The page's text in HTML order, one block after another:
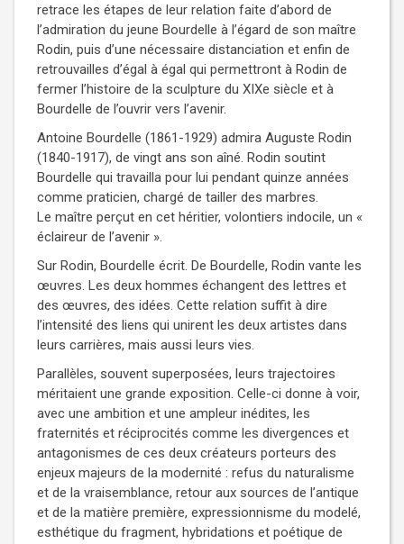
retrace les étapes de leur relation faite d’abord de
l’admiration du jeune Bourdelle à l’égard de son maître
Rodin, puis d’une nécessaire distanciation et enfin de
retrouvailles d’égal à égal qui permettront à Rodin de
fermer l’histoire de la sculpture du XIXe siècle et à
Bourdelle de l’ouvrir vers l’avenir.
Antoine Bourdelle (1861-1929) admira Auguste Rodin
(1840-1917), de vingt ans son aîné. Rodin soutint
Bourdelle qui travailla pour lui pendant quinze années
comme praticien, chargé de tailler des marbres.
Le maître perçut en cet héritier, volontiers indocile, un «
éclaireur de l’avenir ».
Sur Rodin, Bourdelle écrit. De Bourdelle, Rodin vante les
œuvres. Les deux hommes échangent des lettres et
des œuvres, des idées. Cette relation suffit à dire
l’intensité des liens qui unirent les deux artistes dans
leurs carrières, mais aussi leurs vies.
Parallèles, souvent superposées, leurs trajectoires
méritaient une grande exposition. Celle-ci donne à voir,
avec une ambition et une ampleur inédites, les
fraternités et réciprocités comme les divergences et
antagonismes de ces deux créateurs porteurs des
enjeux majeurs de la modernité : refus du naturalisme
et de la vraisemblance, retour aux sources de l’antique
et de la matière première, expressionnisme du modelé,
esthétique du fragment, hybridations et poétique de